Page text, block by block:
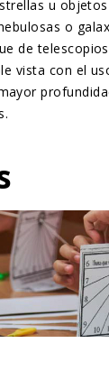
u
o
de
vista con el